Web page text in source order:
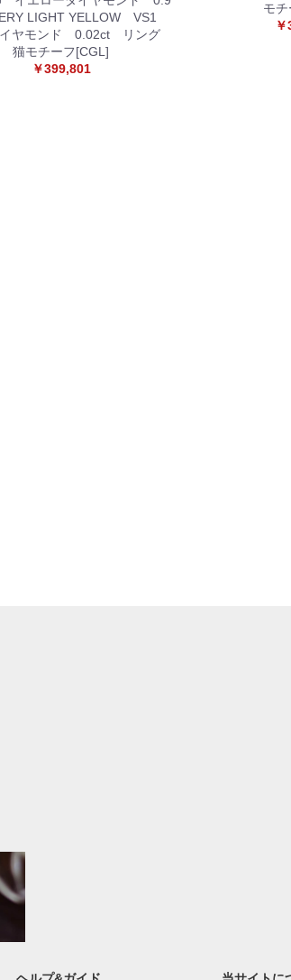
LIGHT YELLOW VS1
イヤモンド 0.02ct リング
猫モチーフ[CGL]
￥399,801
モ